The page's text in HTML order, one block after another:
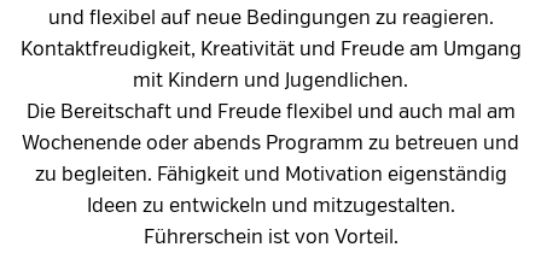
und flexibel auf neue Bedingungen zu reagieren.
Kontaktfreudigkeit, Kreativität und Freude am Umgang
mit Kindern und Jugendlichen.
Die Bereitschaft und Freude flexibel und auch mal am
Wochenende oder abends Programm zu betreuen und
zu begleiten. Fähigkeit und Motivation eigenständig
Ideen zu entwickeln und mitzugestalten.
Führerschein ist von Vorteil.